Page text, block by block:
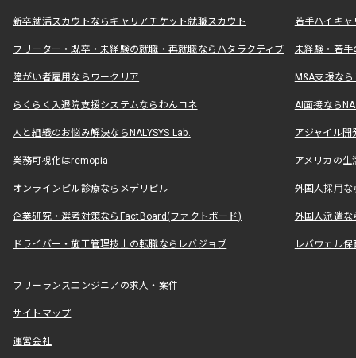
新卒就活スカウトならキャリアチケット就職スカウト 若手ハイキ
フリーター・既卒・未経験の就職・再就職ならハタラクティブ 未経験・若手
障がい者雇用ならワークリア M&A支援な
らくらく入退院支援システムならわんコネ AI面接なら
人と組織のお悩み解決ならNALYSYS Lab. アジャイル
業務可視化はremopia アメリカの
オンラインピル診療ならメデリピル 外国人採用
企業研究・選考対策ならFactBoard(ファクトボード) 外国人派遣な
ドライバー・施工管理技士の転職ならレバジョブ レバウェル
フリーランスエンジニアの求人・案件
サイトマップ
運営会社